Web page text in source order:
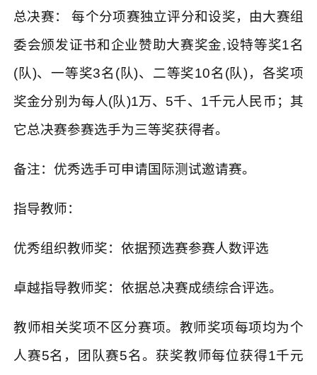
总决赛：
每个分项赛独立评分和设奖，由大赛组
委会颁发证书和企业赞助大赛奖金,设特等奖1名
(队)、一等奖3名 (队)、二等奖10名 (队)，各奖项
奖金分别为每人(队)1万、 5千、 1千元人民币；其
它总决赛参赛选手为三等奖获得者。
备注：优秀选手可申请国际测试邀请赛。
指导教师：
优秀组织教师奖：依据预选赛参赛人数评选
卓越指导教师奖：依据总决赛成绩综合评选。
教师相关奖项不区分赛项。教师奖项每项均为个
人赛5名，团队赛5名。获奖教师每位获得1千元